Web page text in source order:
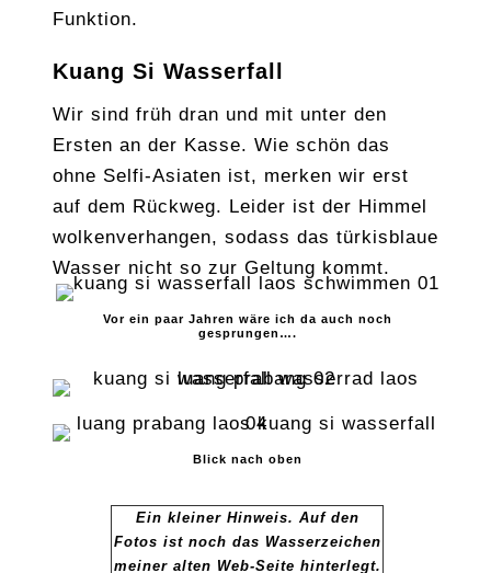
Funktion.
Kuang Si Wasserfall
Wir sind früh dran und mit unter den
Ersten an der Kasse. Wie schön das
ohne Selfi-Asiaten ist, merken wir erst
auf dem Rückweg. Leider ist der Himmel
wolkenverhangen, sodass das türkisblaue
Wasser nicht so zur Geltung kommt.
Vor ein paar Jahren wäre ich da auch noch
gesprungen….
Blick nach oben
Ein kleiner Hinweis. Auf den
Fotos ist noch das Wasserzeichen
meiner alten Web-Seite hinterlegt.